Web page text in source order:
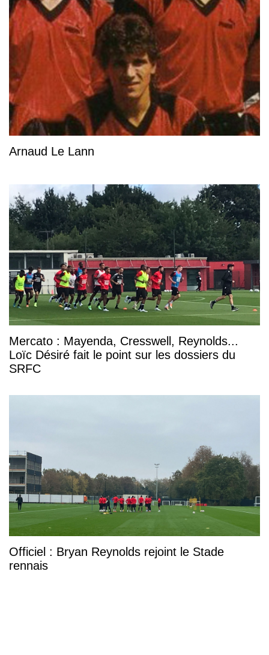
Arnaud Le Lann
Mercato : Mayenda, Cresswell, Reynolds...
Loïc Désiré fait le point sur les dossiers du
SRFC
Officiel : Bryan Reynolds rejoint le Stade
rennais